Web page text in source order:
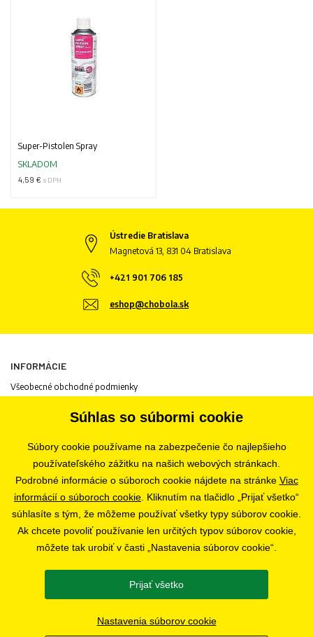
Super-Pistolen Spray
SKLADOM
4,59 € s DPH
Ústredie Bratislava
Magnetová 13, 831 04 Bratislava
+421 901 706 185
eshop@chobola.sk
INFORMÁCIE
Všeobecné obchodné podmienky
Informácie o cookies
Odstúpenie od zmluvy
Ochrana osobných údajov
Nastavenia súborov cookie
PREDAJŇA
SLEDUJTE NÁS
Súhlas so súbormi cookie
Súbory cookie používame na zabezpečenie čo najlepšieho
používateľského zážitku na našich webových stránkach.
Podrobné informácie o súboroch cookie nájdete na stránke Viac
informácií o súboroch cookie . Kliknutím na tlačidlo „Prijať všetko“
súhlasíte s tým, že môžeme používať všetky typy súborov cookie.
Ak chcete povoliť používanie len určitých typov súborov cookie,
môžete tak urobiť v časti „Nastavenia súborov cookie“.
Prijať všetko
Nastavenia súborov cookie